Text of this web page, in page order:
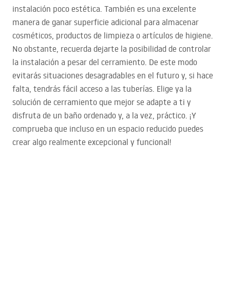
instalación poco estética. También es una excelente
manera de ganar superficie adicional para almacenar
cosméticos, productos de limpieza o artículos de higiene.
No obstante, recuerda dejarte la posibilidad de controlar
la instalación a pesar del cerramiento. De este modo
evitarás situaciones desagradables en el futuro y, si hace
falta, tendrás fácil acceso a las tuberías. Elige ya la
solución de cerramiento que mejor se adapte a ti y
disfruta de un baño ordenado y, a la vez, práctico. ¡Y
comprueba que incluso en un espacio reducido puedes
crear algo realmente excepcional y funcional!